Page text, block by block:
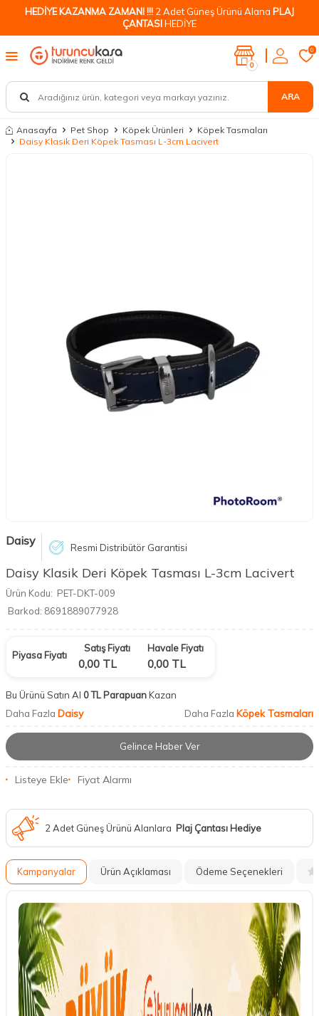
HEDİYE KAZANMA ZAMANI !!! 2 Adet Güneş Ürünü Alana PLAJ
ÇANTASIHEDİYE
ARA
0
0
Anasayfa Pet Shop Köpek Ürünleri
Köpek Tasmaları
Daisy Klasik Deri Köpek Tasması L-3cm Lacivert
Daisy Resmi Distribütör Garantisi
Daisy Klasik Deri Köpek Tasması L-3cm Lacivert
Ürün Kodu: PET-DKT-009
Barkod: 8691889077928
Piyasa Fiyatı
Satış Fiyatı
0,00 TL
Havale Fiyatı
0,00 TL
Bu Ürünü Satın Al 0 TL ParapuanKazan
Daha Fazla Daisy Daha Fazla Köpek Tasmaları
Gelince Haber Ver
Listeye Ekle Fiyat Alarmı
2 Adet Güneş Ürünü Alanlara Plaj Çantası Hediye
Kampanyalar Ürün Açıklaması Ödeme Seçenekleri